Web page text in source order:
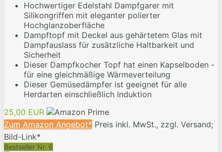
Hochwertiger Edelstahl Dampfgarer mit
Silikongriffen mit eleganter polierter
Hochglanzoberfläche
Dampftopf mit Deckel aus gehärtetem Glas mit
Dampfauslass für zusätzliche Haltbarkeit und
Sicherheit
Dieser Dampfkocher Topf hat einen Kapselboden -
für eine gleichmäßige Wärmeverteilung
Dieser Gemüsedämpfer ist geeignet für alle
Herdarten einschließlich Induktion
25,00 EUR
Zum Amazon Angebot* Preis inkl. MwSt., zzgl. Versand;
Bild-Link*
Bestseller Nr. 6